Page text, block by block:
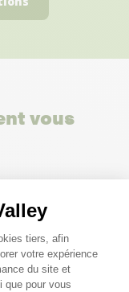
tiers, afin
votre expérience
du site et
que pour vous
vous